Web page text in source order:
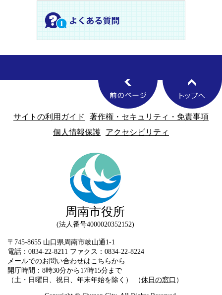
サイトの利用ガイド
著作権・セキュリティ・免責事項
個人情報保護
アクセシビリティ
周南市役所
法人番号4000020352152
〒745-8655 山口県周南市岐山通1-1
電話：0834-22-8211 ファクス：0834-22-8224
メールでのお問い合わせはこちらから
開庁時間：8時30分から17時15分まで
（土・日曜日、祝日、年末年始を除く） （休日の窓口 ）